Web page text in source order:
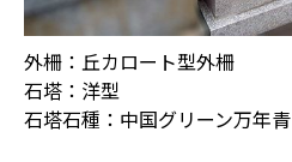
外柵：丘カロート型外柵
石塔：洋型
石塔石種：中国グリーン万年青